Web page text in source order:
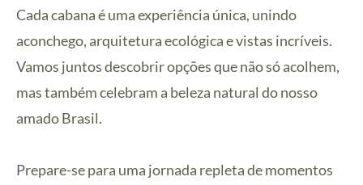
Cada cabana é uma experiência única, unindo
aconchego, arquitetura ecológica e vistas incríveis.
Vamos juntos descobrir opções que não só acolhem,
mas também celebram a beleza natural do nosso
amado Brasil.
Prepare-se para uma jornada repleta de momentos